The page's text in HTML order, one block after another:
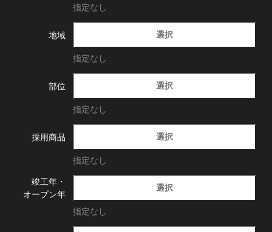
指定なし
地域 選択
指定なし
部位 選択
指定なし
採用商品 選択
指定なし
竣工年・
オープン年
選択
指定なし